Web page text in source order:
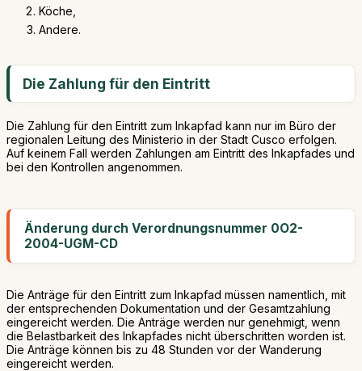
Köche,
Andere.
Die Zahlung für den Eintritt
Die Zahlung für den Eintritt zum Inkapfad kann nur im Büro der
regionalen Leitung des Ministerio in der Stadt Cusco erfolgen.
Auf keinem Fall werden Zahlungen am Eintritt des Inkapfades und
bei den Kontrollen angenommen.
Änderung durch Verordnungsnummer 0O2-
2004-UGM-CD
Die Anträge für den Eintritt zum Inkapfad müssen namentlich, mit
der entsprechenden Dokumentation und der Gesamtzahlung
eingereicht werden. Die Anträge werden nur genehmigt, wenn
die Belastbarkeit des Inkapfades nicht überschritten worden ist.
Die Anträge können bis zu 48 Stunden vor der Wanderung
eingereicht werden.